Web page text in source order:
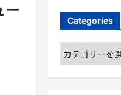
ー
Categories
Categories